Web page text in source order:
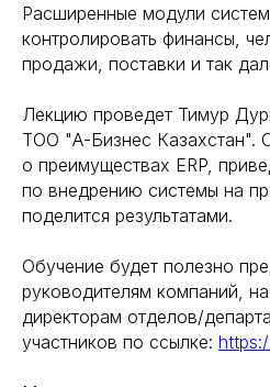
Расширенные модули
контролировать финансы,
продажи, поставки и так
Лекцию проведет Тимур
ТОО "А-Бизнес Казахстан".
о преимуществах ERP,
по внедрению системы на
поделится результатами.
Обучение будет полезно
руководителям компаний,
директорам отделов/
участников по ссылке: